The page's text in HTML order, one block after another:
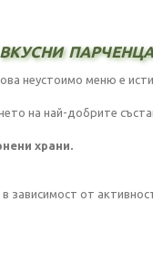
неустоимо меню е
на най-добрите
храни.
зависимост от